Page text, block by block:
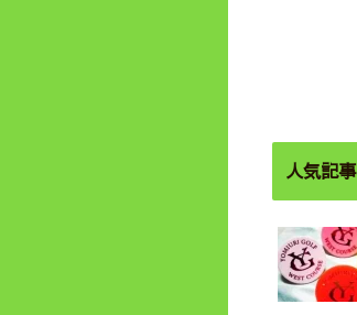
人気記事